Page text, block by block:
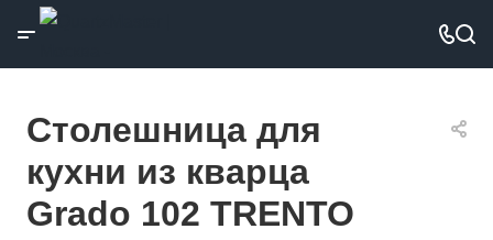
Столешница для
кухни из кварца
Grado 102 TRENTO